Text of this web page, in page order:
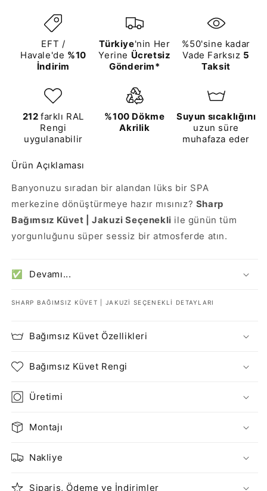
EFT /
Havale'de %10
İndirim
Türkiye'nin Her
Yerine Ücretsiz
Gönderim*
%50'sine kadar
Vade Farksız 5
Taksit
212farklı RAL
Rengi
uygulanabilir
%100 Dökme
Akrilik
Suyun sıcaklığını
uzun süre
muhafaza eder
Ürün Açıklaması
Banyonuzu sıradan bir alandan lüks bir SPA
merkezine dönüştürmeye hazır mısınız? Sharp
Bağımsız Küvet | Jakuzi Seçenekli ile günün tüm
yorgunluğunu süper sessiz bir atmosferde atın.
✅ Devamı...
SHARP BAĞIMSIZ KÜVET | JAKUZI SEÇENEKLI DETAYLARI
Bağımsız Küvet Özellikleri
Bağımsız Küvet Rengi
Üretimi
Montajı
Nakliye
Sipariş, Ödeme ve İndirimler